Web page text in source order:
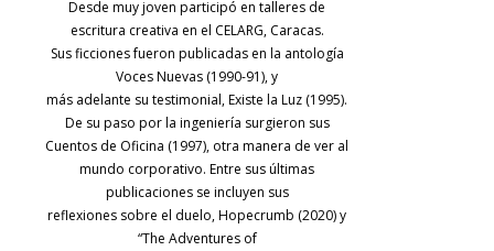
Desde muy joven participó en talleres de
escritura creativa en el CELARG, Caracas.
Sus ficciones fueron publicadas en la antología
Voces Nuevas (1990-91), y
más adelante su testimonial, Existe la Luz (1995).
De su paso por la ingeniería surgieron sus
Cuentos de Oficina (1997), otra manera de ver al
mundo corporativo. Entre sus últimas
publicaciones se incluyen sus
reflexiones sobre el duelo, Hopecrumb (2020) y
“The Adventures of